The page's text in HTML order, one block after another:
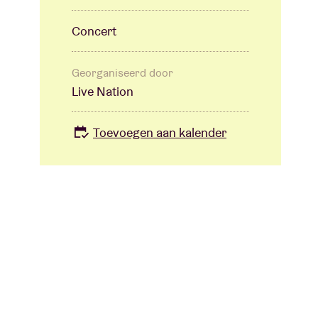
Concert
Georganiseerd door
Live Nation
Toevoegen aan kalender